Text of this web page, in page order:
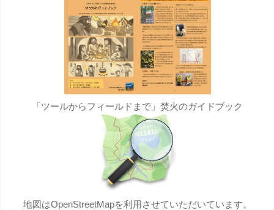
「ツールからフィールドまで」焚火のガイドブック
地図はOpenStreetMapを利用させていただいています。